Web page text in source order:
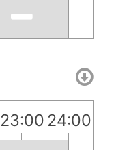
23:00 24:00